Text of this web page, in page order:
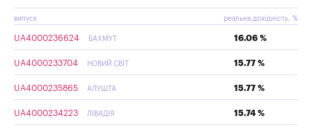
випуск реальна дохідність, %
UA4000236624 БАХМУТ 16.06 %
UA4000233704 НОВИЙ СВІТ 15.77 %
UA4000235865 АЛУШТА 15.77 %
UA4000234223 ЛІВАДІЯ 15.74 %